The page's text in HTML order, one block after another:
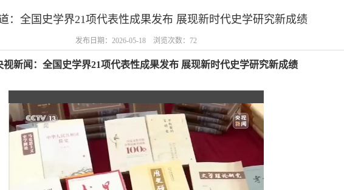
：全国史学界21项代表性成果发布 展现新时代史学研究新成绩
发布日期：2026-05-18 浏览次数： 72
视新闻：全国史学界21项代表性成果发布 展现新时代史学研究新成绩